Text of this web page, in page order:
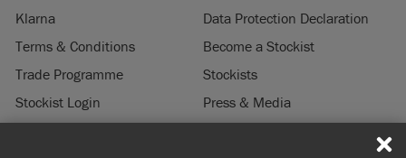
Klarna
Data Protection Declaration
Terms & Conditions
Become a Stockist
Trade Programme
Stockists
Stockist Login
Press & Media